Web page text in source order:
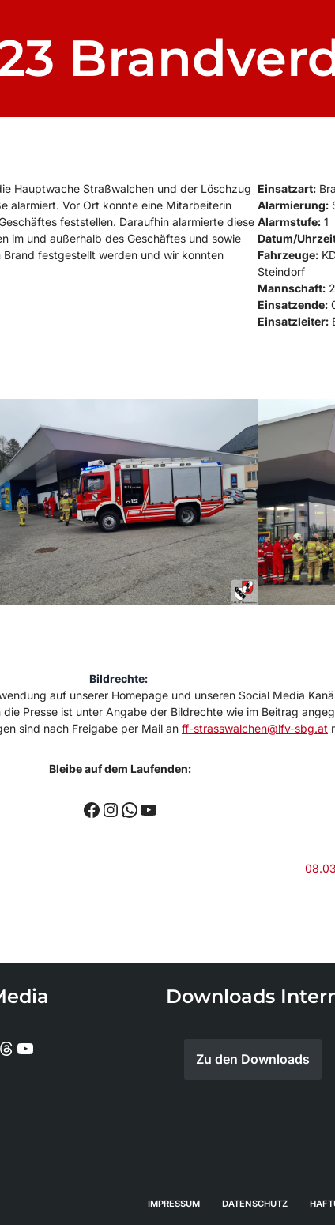
Hauptwache Straßwalchen und der Löschzug
alarmiert. Vor Ort konnte eine Mitarbeiterin
feststellen. Daraufhin alarmierte diese
im und außerhalb des Geschäftes und sowie
festgestellt werden und wir konnten
Einsatzart:
Alarmierung:
Alarmstufe: 1
Datum/
Fahrzeuge:
Steindorf
Mannschaft:
Einsatzende:
Einsatzleiter:
Bildrechte:
auf unserer Homepage und unseren Social Media
die Presse ist unter Angabe der Bildrechte wie im Beitrag
sind nach Freigabe per Mail an ff-strasswalchen@lfv-sbg.at
Bleibe auf dem Laufenden:
Downloads
Zu den Downloads
IMPRESSUM DATENSCHUTZ